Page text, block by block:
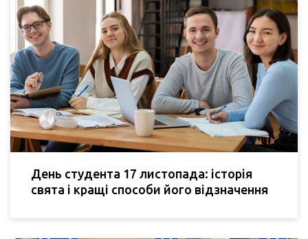
День студента 17 листопада: історія
свята і кращі способи його відзначення